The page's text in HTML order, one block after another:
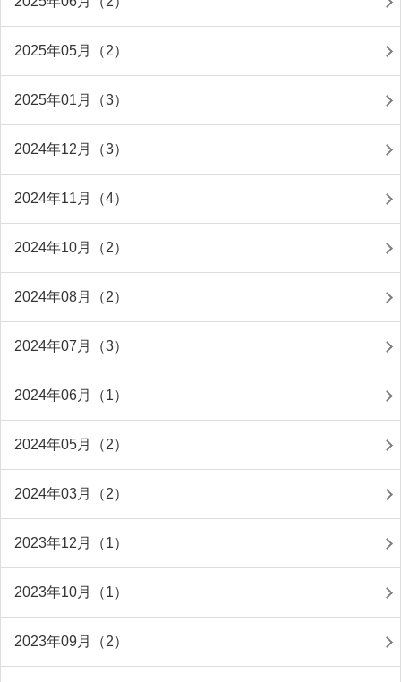
2025年05月（2）
2025年01月（3）
2024年12月（3）
2024年11月（4）
2024年10月（2）
2024年08月（2）
2024年07月（3）
2024年06月（1）
2024年05月（2）
2024年03月（2）
2023年12月（1）
2023年10月（1）
2023年09月（2）